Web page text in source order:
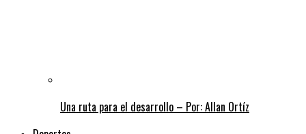
Una ruta para el desarrollo – Por: Allan Ortíz